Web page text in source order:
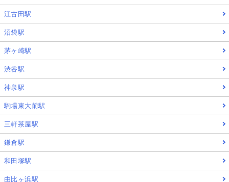
江古田駅
沼袋駅
茅ヶ崎駅
渋谷駅
神泉駅
駒場東大前駅
三軒茶屋駅
鎌倉駅
和田塚駅
由比ヶ浜駅